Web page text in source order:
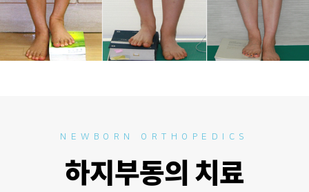
NEWBORN ORTHOPEDICS
하지부동의 치료